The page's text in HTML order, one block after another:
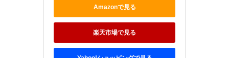
Amazonで見る
楽天市場で見る